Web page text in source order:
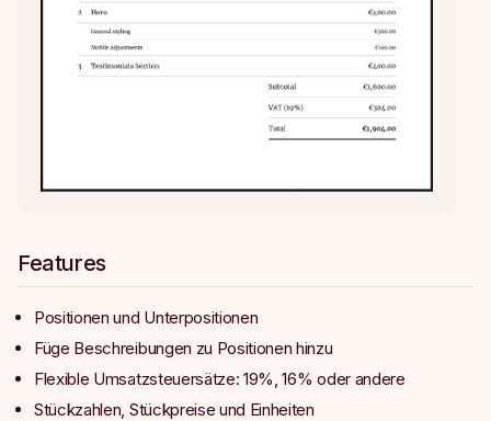
Features
Positionen und Unterpositionen
Füge Beschreibungen zu Positionen hinzu
Flexible Umsatzsteuersätze: 19%, 16% oder andere
Stückzahlen, Stückpreise und Einheiten